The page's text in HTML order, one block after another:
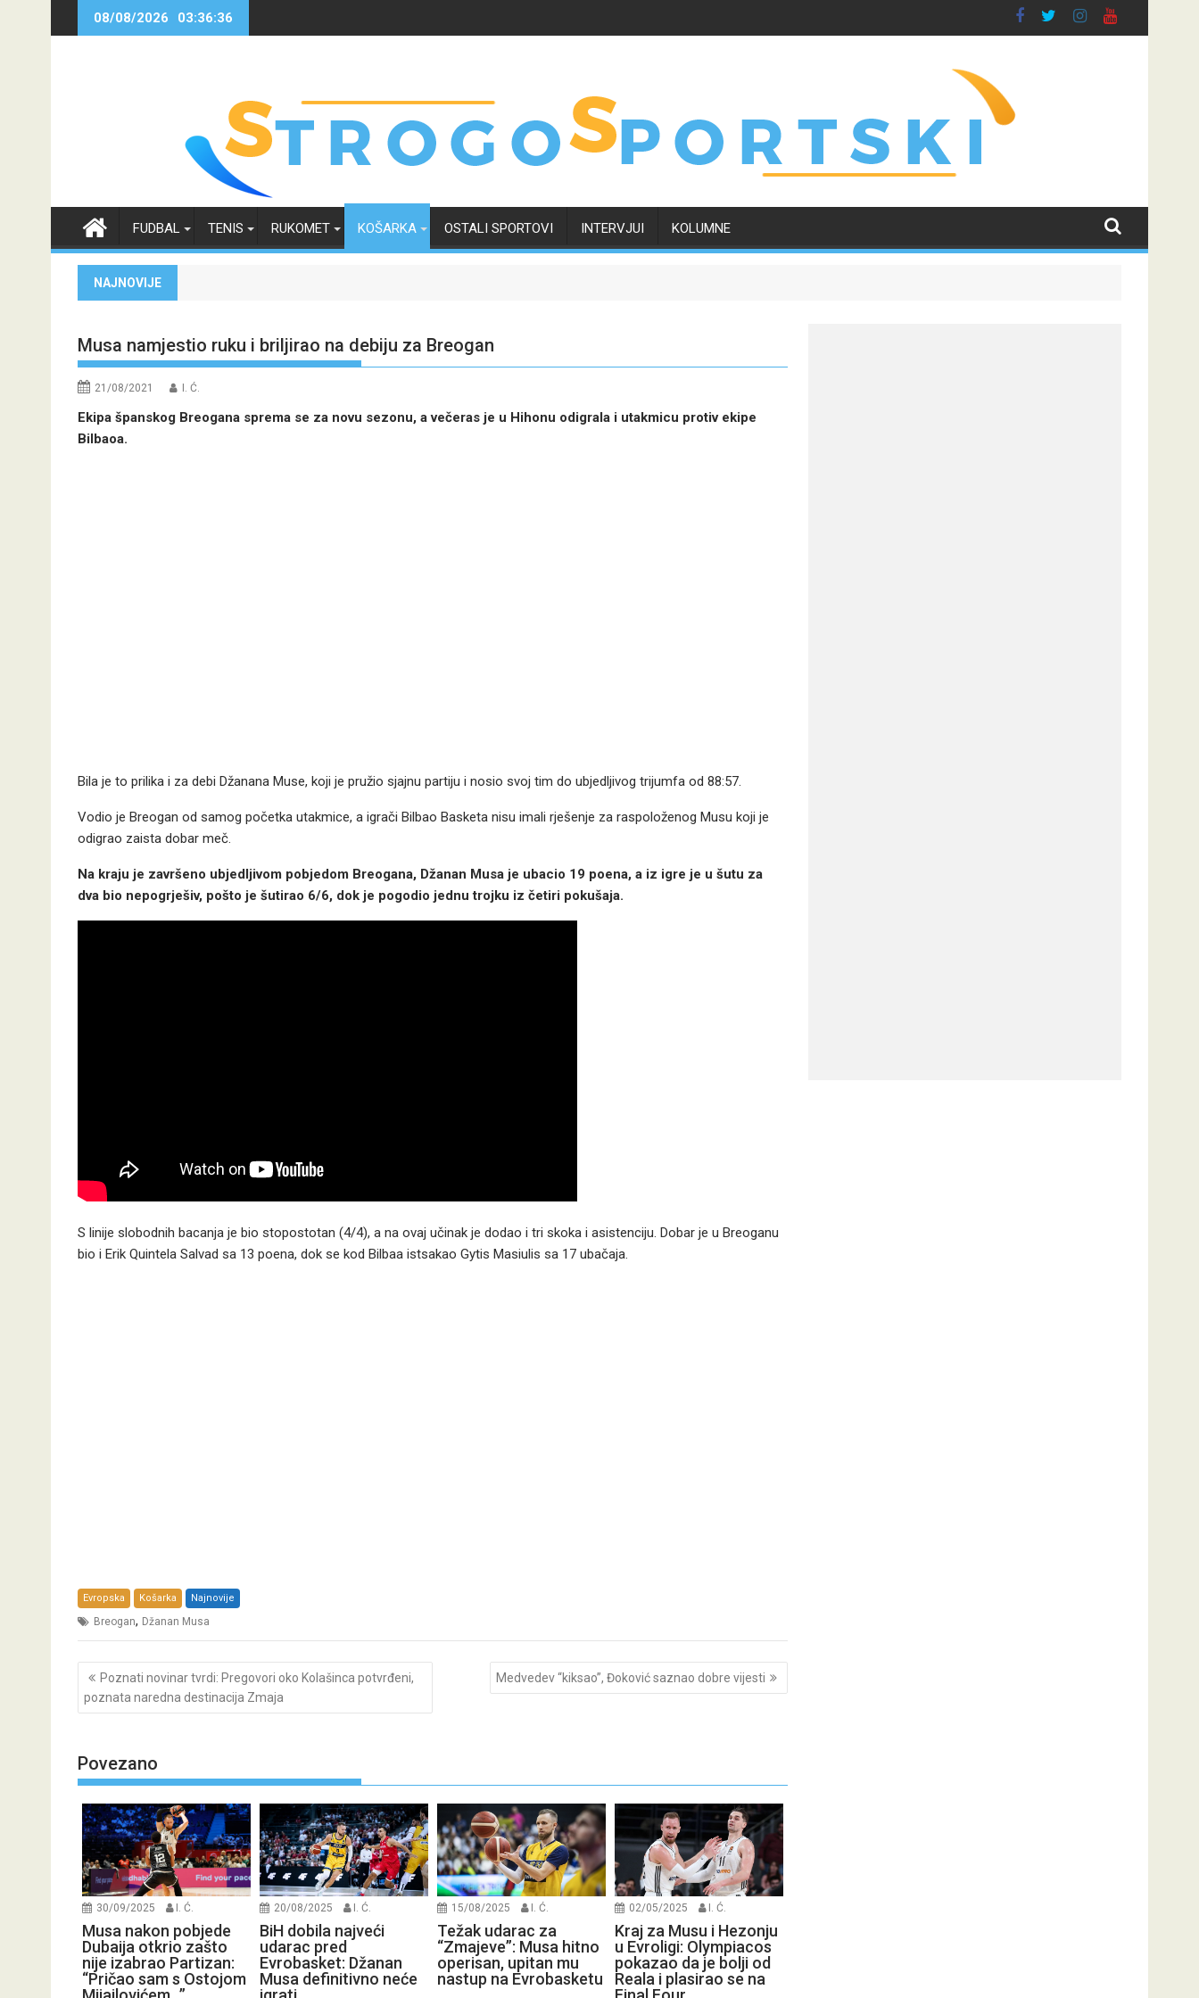
08/08/2026 03:36:36
FUDBAL TENIS RUKOMET KOŠARKA OSTALI SPORTOVI INTERVJUI KOLUMNE
NAJNOVIJE
Musa namjestio ruku i briljirao na debiju za Breogan
21/08/2021 I. Ć.
Ekipa španskog Breogana sprema se za novu sezonu, a večeras je u Hihonu odigrala i utakmicu protiv ekipe
Bilbaoa.
Bila je to prilika i za debi Džanana Muse, koji je pružio sjajnu partiju i nosio svoj tim do ubjedljivog trijumfa od 88:57.
Vodio je Breogan od samog početka utakmice, a igrači Bilbao Basketa nisu imali rješenje za raspoloženog Musu koji je
odigrao zaista dobar meč.
Na kraju je završeno ubjedljivom pobjedom Breogana, Džanan Musa je ubacio 19 poena, a iz igre je u šutu za
dva bio nepogrješiv, pošto je šutirao 6/6, dok je pogodio jednu trojku iz četiri pokušaja.
S linije slobodnih bacanja je bio stopostotan (4/4), a na ovaj učinak je dodao i tri skoka i asistenciju. Dobar je u Breoganu
bio i Erik Quintela Salvad sa 13 poena, dok se kod Bilbaa istsakao Gytis Masiulis sa 17 ubačaja.
Evropska Košarka Najnovije
Breogan, Džanan Musa
Post
navigation
Poznati novinar tvrdi: Pregovori oko Kolašinca potvrđeni,
poznata naredna destinacija Zmaja
Medvedev “kiksao”, Đoković saznao dobre vijesti
Povezano
30/09/2025 I. Ć.
Musa nakon pobjede
Dubaija otkrio zašto
nije izabrao Partizan:
“Pričao sam s Ostojom
20/08/2025 I. Ć.
BiH dobila najveći
udarac pred
Evrobasket: Džanan
Musa definitivno neće
15/08/2025 I. Ć.
Težak udarac za
“Zmajeve”: Musa hitno
operisan, upitan mu
nastup na Evrobasketu
02/05/2025 I. Ć.
Kraj za Musu i Hezonju
u Evroligi: Olympiacos
pokazao da je bolji od
Reala i plasirao se na